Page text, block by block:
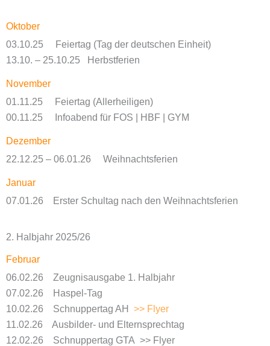
Oktober
03.10.25 Feiertag (Tag der deutschen Einheit)
13.10. – 25.10.25 Herbstferien
November
01.11.25 Feiertag (Allerheiligen)
00.11.25 Infoabend für FOS | HBF | GYM
Dezember
22.12.25 – 06.01.26 Weihnachtsferien
Januar
07.01.26 Erster Schultag nach den Weihnachtsferien
2. Halbjahr 2025/26
Februar
06.02.26 Zeugnisausgabe 1. Halbjahr
07.02.26 Haspel-Tag
10.02.26 Schnuppertag AH >> Flyer
11.02.26 Ausbilder- und Elternsprechtag
12.02.26 Schnuppertag GTA >> Flyer